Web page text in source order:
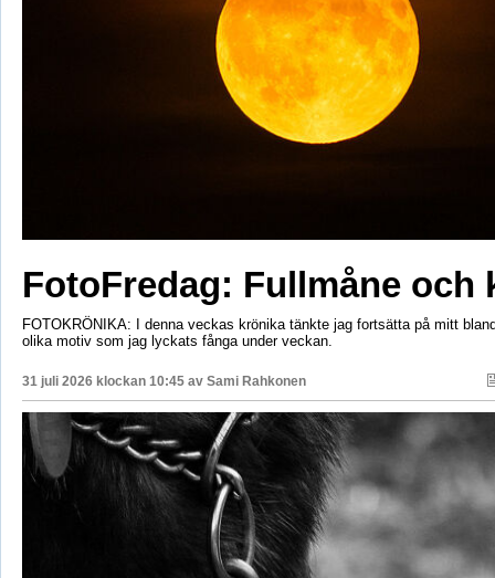
FotoFredag: Fullmåne och
FOTOKRÖNIKA: I denna veckas krönika tänkte jag fortsätta på mitt
olika motiv som jag lyckats fånga under veckan.
31 juli 2026 klockan 10:45 av Sami Rahkonen